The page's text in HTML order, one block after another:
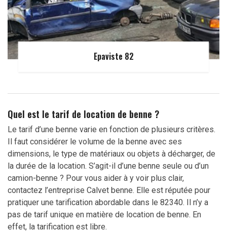
Epaviste 82
Quel est le tarif de location de benne ?
Le tarif d’une benne varie en fonction de plusieurs critères.
Il faut considérer le volume de la benne avec ses
dimensions, le type de matériaux ou objets à décharger, de
la durée de la location. S’agit-il d’une benne seule ou d’un
camion-benne ? Pour vous aider à y voir plus clair,
contactez l’entreprise Calvet benne. Elle est réputée pour
pratiquer une tarification abordable dans le 82340. Il n’y a
pas de tarif unique en matière de location de benne. En
effet, la tarification est libre.